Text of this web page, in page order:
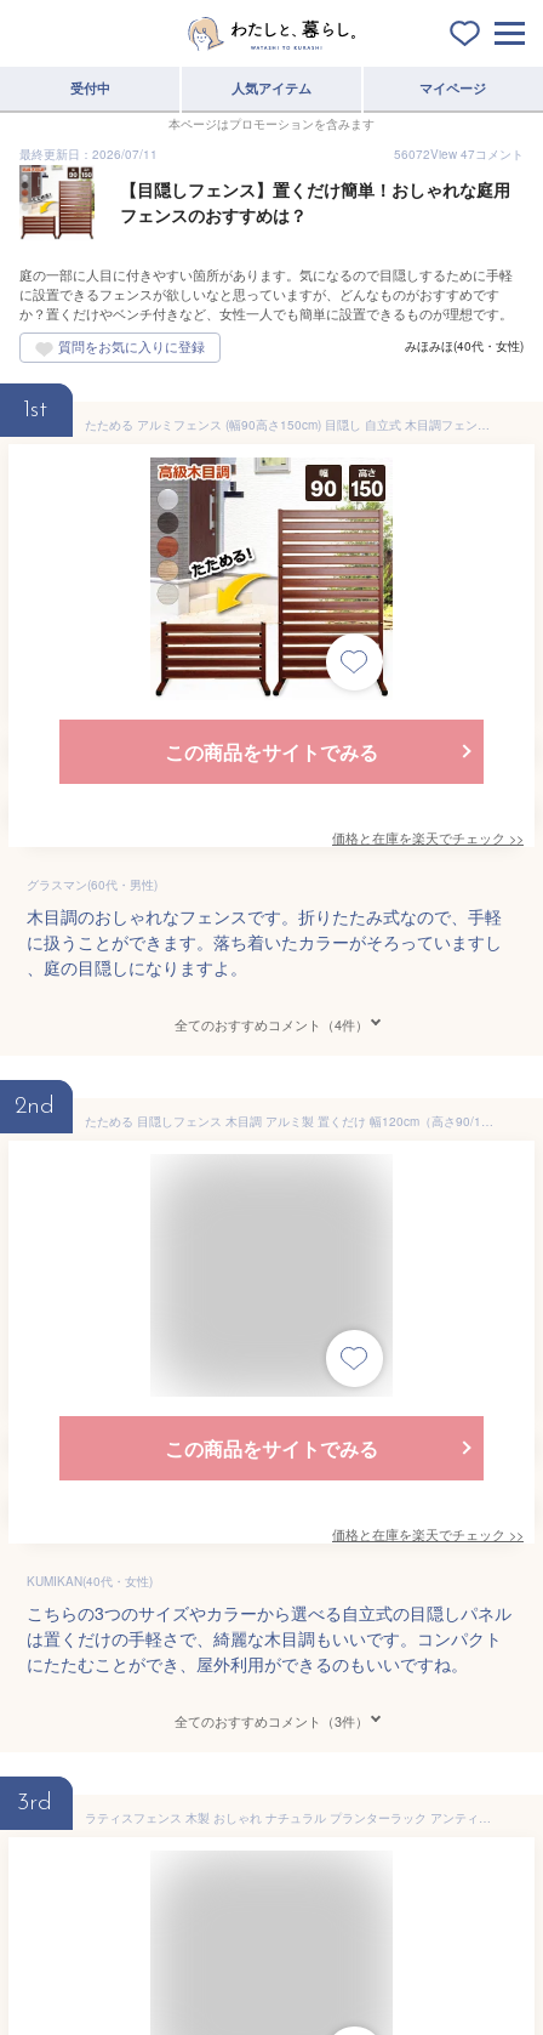
受付中 人気アイテム マイページ
本ページはプロモーションを含みます
最終更新日：2026/07/11
56072View 47コメント
【目隠しフェンス】置くだけ簡単！おしゃれな庭用
フェンスのおすすめは？
庭の一部に人目に付きやすい箇所があります。気になるので目隠しするために手軽
に設置できるフェンスが欲しいなと思っていますが、どんなものがおすすめです
か？置くだけやベンチ付きなど、女性一人でも簡単に設置できるものが理想です。
みほみほ(40代・女性)
1st
たためる アルミフェンス (幅90高さ150cm) 目隠し 自立式 木目調フェンス アルミボーダーフェンス アルミ 衝立 屋外 おしゃれオレフェンス パーテーション 柱 ラティス OF0915 アルマックス土日出荷OK
この商品をサイトでみる
価格と在庫を楽天でチェック >>
グラスマン(60代・男性)
木目調のおしゃれなフェンスです。折りたたみ式なので、手軽
に扱うことができます。落ち着いたカラーがそろっていますし
、庭の目隠しになりますよ。
全てのおすすめコメント（4件）
2nd
たためる 目隠しフェンス 木目調 アルミ製 置くだけ 幅120cm（高さ90/150/180cm） 選べる 3 サイズ・カラー｜自立式 目隠しパネル ルーバーフェンス フェンス パーテーション 屋外 庭 おしゃれ｜オレフェンス OF1209 OF1215 OF1218 アルマックス ALMAX 土日出荷OK
この商品をサイトでみる
価格と在庫を楽天でチェック >>
KUMIKAN(40代・女性)
こちらの3つのサイズやカラーから選べる自立式の目隠しパネル
は置くだけの手軽さで、綺麗な木目調もいいです。コンパクト
にたたむことができ、屋外利用ができるのもいいですね。
全てのおすすめコメント（3件）
3rd
ラティスフェンス 木製 おしゃれ ナチュラル プランターラック アンティーク調 フラワースタンド シャビー フレンチ ホワイト 花壇 玄関 鉢植え 目隠し DIY ラティス プランター (あす楽